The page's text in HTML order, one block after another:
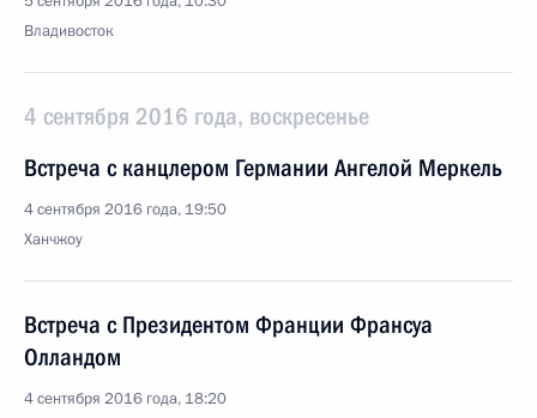
Владивосток
4 сентября 2016 года, воскресенье
Встреча с канцлером Германии Ангелой Меркель
4 сентября 2016 года, 19:50
Ханчжоу
Встреча с Президентом Франции Франсуа
Олландом
4 сентября 2016 года, 18:20